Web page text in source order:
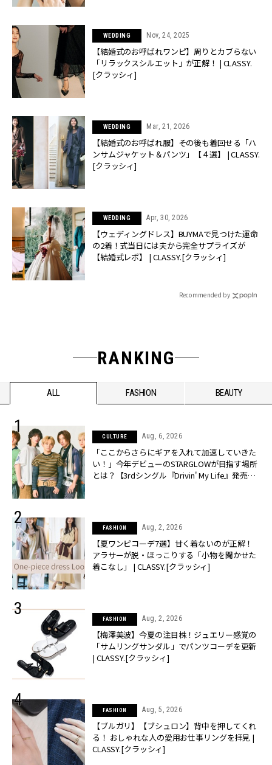
WEDDING Nov, 24, 2025
【結婚式のお呼ばれワンピ】周りとカブらない
「リラックスシルエット」が正解！ | CLASSY.
[クラッシィ]
WEDDING Mar, 21, 2026
【結婚式のお呼ばれ服】その後も着回せる「ハ
ンサムジャケット＆パンツ」【４選】 | CLASSY.
[クラッシィ]
WEDDING Apr, 30, 2026
【ウェディングドレス】BUYMAで見つけた運命
の2着！式当日には夫から完全サプライズが
【結婚式レポ】 | CLASSY.[クラッシィ]
Recommended by
RANKING
ALL FASHION BEAUTY
CULTURE Aug, 6, 2026
「ここからさらにギアを入れて加速していきた
い！」今年デビューのSTARGLOWが目指す場所
とは？【3rdシングル『Drivin' My Life』発売】 |
FASHION Aug, 2, 2026
【夏ワンピコーデ7選】甘く着ないのが正解！
アラサーが脱・ほっこりする「小物を聞かせた
着こなし」 | CLASSY.[クラッシィ]
FASHION Aug, 2, 2026
【梅澤美波】今夏の注目株！ジュエリー感覚の
「サムリングサンダル」でパンツコーデを更新
| CLASSY.[クラッシィ]
FASHION Aug, 5, 2026
【ブルガリ】【ブシュロン】背中を押してくれ
る！ おしゃれな人の愛用お仕事リングを拝見 |
CLASSY.[クラッシィ]